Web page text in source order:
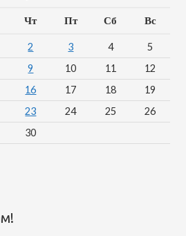
Чт Пт Сб Вс
2 3 4
5
9 10 11
12
16 17 18
19
23 24 25
26
30